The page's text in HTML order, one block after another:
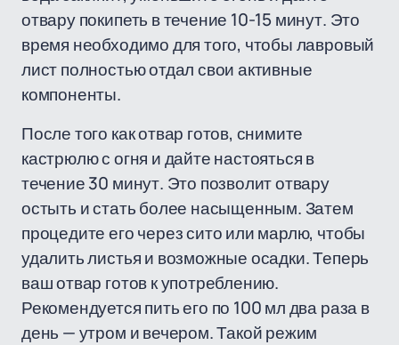
отвару покипеть в течение 10-15 минут. Это
время необходимо для того, чтобы лавровый
лист полностью отдал свои активные
компоненты.
После того как отвар готов, снимите
кастрюлю с огня и дайте настояться в
течение 30 минут. Это позволит отвару
остыть и стать более насыщенным. Затем
процедите его через сито или марлю, чтобы
удалить листья и возможные осадки. Теперь
ваш отвар готов к употреблению.
Рекомендуется пить его по 100 мл два раза в
день — утром и вечером. Такой режим